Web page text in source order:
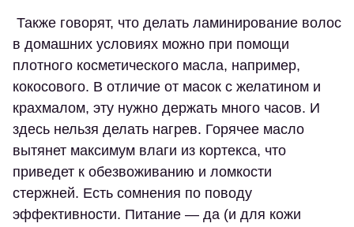
Также говорят, что делать ламинирование волос
в домашних условиях можно при помощи
плотного косметического масла, например,
кокосового. В отличие от масок с желатином и
крахмалом, эту нужно держать много часов. И
здесь нельзя делать нагрев. Горячее масло
вытянет максимум влаги из кортекса, что
приведет к обезвоживанию и ломкости
стержней. Есть сомнения по поводу
эффективности. Питание — да (и для кожи